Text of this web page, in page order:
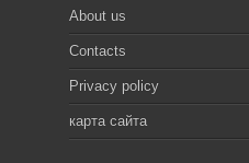
About us
Contacts
Privacy policy
карта сайта